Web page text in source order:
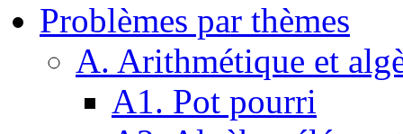
Problèmes par thèmes
A. Arithmétique et
A1. Pot pourri